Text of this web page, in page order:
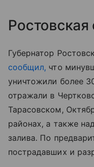
Ростовская
Губернатор
сообщил, что
уничтожили более
отражали в
Тарасовском,
районах, а также
залива. По
пострадавших и